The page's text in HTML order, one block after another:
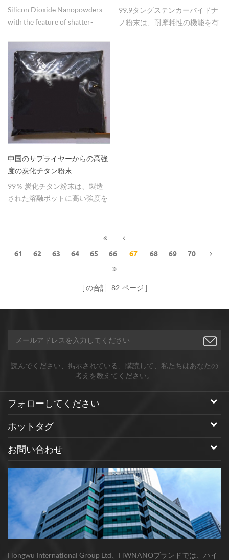
Silicon Dioxide Nanopowders
with the feature of shatter-
99.9タングステンカーバイドナ
ノ粉末は、耐摩耗性の機能を有
中国のサプライヤーからの高強
度の炭化チタン粉末
99％ 炭化チタン粉末は、製造
された溶融ポットに高い強度を
61 62 63 64 65 66 67 68 69 70
の合計 82 ページ
読んでください、掲示されている、購読して、私たちはあなたの
考えを教えてください。
フォローしてください
ホットタグ
お問い合わせ
Hongwu International Group Ltd、HWNANOブランドでは、ハイ